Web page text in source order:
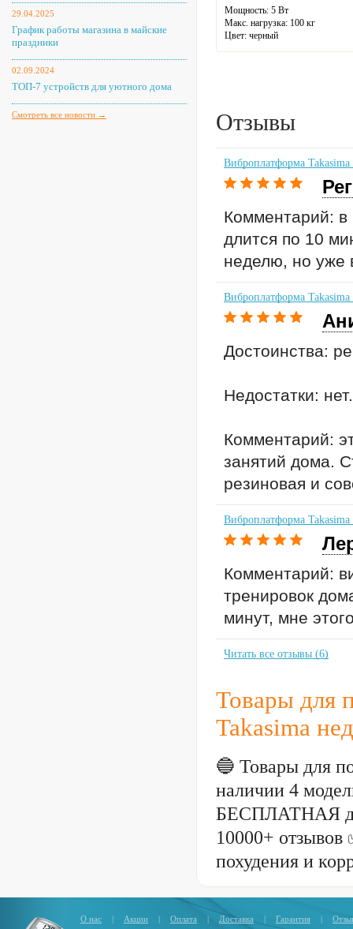
29.04.2025
График работы магазина в майские
праздники
02.09.2024
ТОП-7 устройств для уютного дома
Смотреть все новости →
Мощность: 5 Вт
Макс. нагрузка: 100 кг
Цвет: черный
Отзывы
Виброплатформа
Комментарий: в
длится по 10
неделю, но уже
Виброплатформа
Достоинства:
Недостатки: нет.
Комментарий:
занятий дома.
резиновая и
Виброплатформа
Комментарий:
тренировок
минут, мне
Читать все отзывы (6)
Товары для
Takasima
🔵 Товары для
наличии 4
БЕСПЛАТНАЯ
10000+ отзывов
похудения и
О нас | Акции | Оплата | Доставка | Гарантия |